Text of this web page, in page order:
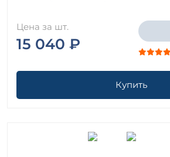
Цена за шт.
15 040 ₽
Купить